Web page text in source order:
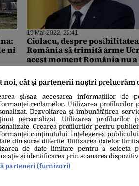
ni
19 Mai 2022, 22:41
Ciolacu, despre
România să trimită arme
acest moment România nu a
decizie în acest sens”
noi, cât și partenerii noștri prelucrăm
și/sau accesarea informațiilor de
reclamelor. Utilizarea profilurilor
Dezvoltarea și îmbunătățirea
personalizat. Utilizarea profilurilor
Crearea profilurilor pentru
conținutului. Înțelegerea
din surse diferite. Utilizarea datelor
de date limitate pentru a selecta
și identificarea prin scanarea
parteneri (furnizori)